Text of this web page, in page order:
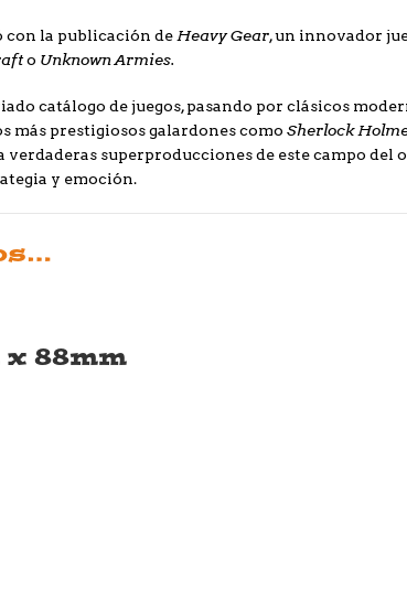
con la publicación deHeavy Gear, un innovador
o Unknown Armies.
catálogo de juegos, pasando por clásicos
más prestigiosos galardones como Sherlock
verdaderas superproducciones de este campo del
y emoción.
88mm